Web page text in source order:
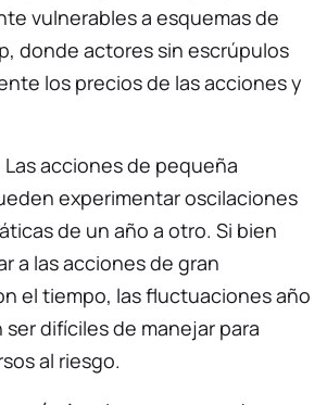
vulnerables a esquemas de
donde actores sin escrúpulos
los precios de las acciones y
Las acciones de pequeña
experimentar oscilaciones
de un año a otro. Si bien
a las acciones de gran
el tiempo, las fluctuaciones año
difíciles de manejar para
al riesgo.